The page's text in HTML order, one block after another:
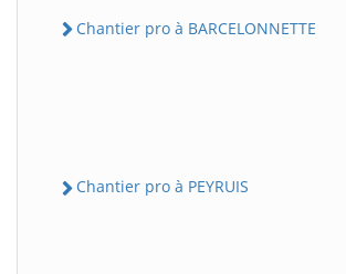
Chantier pro à BARCELONNETTE
Chantier pro à PEYRUIS